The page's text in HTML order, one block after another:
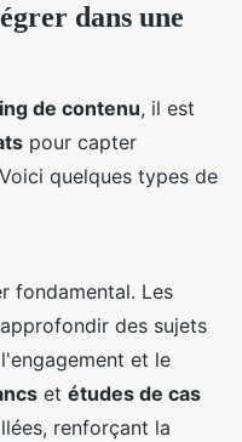
dans une
de contenu, il est
pour capter
quelques types de
fondamental. Les
des sujets
et le
et études de cas
renforçant la